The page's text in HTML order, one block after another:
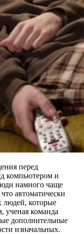
перед
компьютером и
намного чаще
автоматически
людей, которые
ученая команда
дополнительные
изначальных.